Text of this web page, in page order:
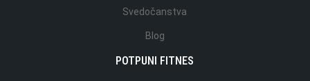
Svedočanstva
Blog
POTPUNI FITNES